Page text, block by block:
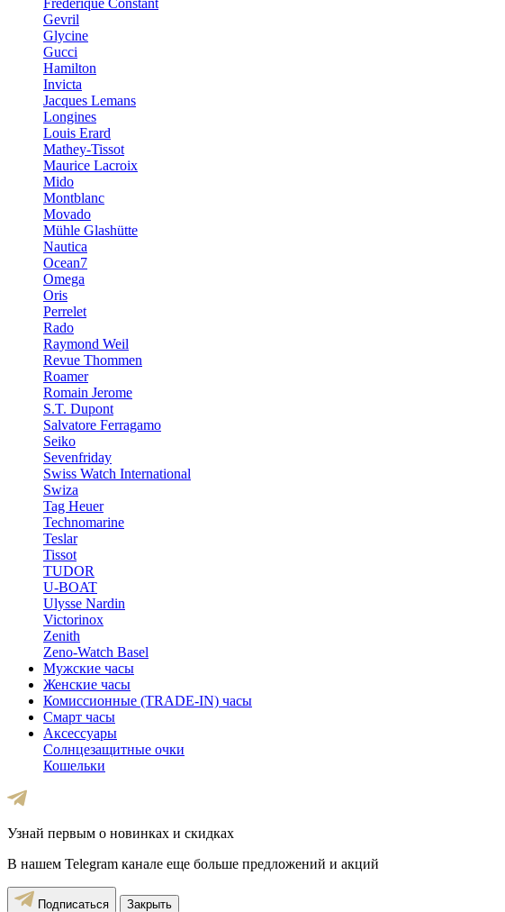
Frederique Constant
Gevril
Glycine
Gucci
Hamilton
Invicta
Jacques Lemans
Longines
Louis Erard
Mathey-Tissot
Maurice Lacroix
Mido
Montblanc
Movado
Mühle Glashütte
Nautica
Ocean7
Omega
Oris
Perrelet
Rado
Raymond Weil
Revue Thommen
Roamer
Romain Jerome
S.T. Dupont
Salvatore Ferragamo
Seiko
Sevenfriday
Swiss Watch International
Swiza
Tag Heuer
Technomarine
Teslar
Tissot
TUDOR
U-BOAT
Ulysse Nardin
Victorinox
Zenith
Zeno-Watch Basel
Мужские часы
Женские часы
Комиссионные (TRADE-IN) часы
Смарт часы
Аксессуары
Солнцезащитные очки
Кошельки
Узнай первым о новинках и скидках
В нашем Telegram канале еще больше предложений и акций
Подписаться Закрыть